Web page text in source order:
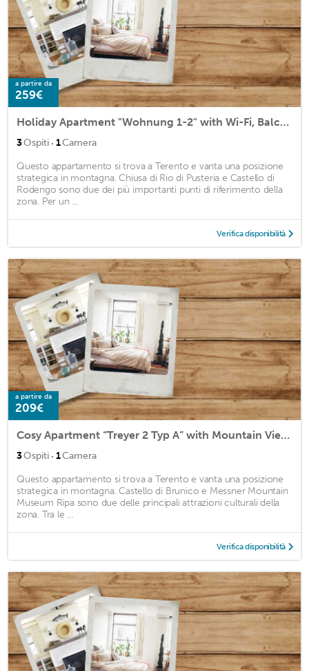
a partire da
259€
Holiday Apartment "Wohnung 1-2" with Wi-Fi, Balcony, Terrace & Mountain View
3Ospiti · 1Camera
Questo appartamento si trova a Terento e vanta una posizione
strategica in montagna. Chiusa di Rio di Pusteria e Castello di
Rodengo sono due dei più importanti punti di riferimento della
zona. Per un ...
Verifica disponibilità
a partire da
209€
Cosy Apartment “Treyer 2 Typ A” with Mountain View, Balcony & Garden
3Ospiti · 1Camera
Questo appartamento si trova a Terento e vanta una posizione
strategica in montagna. Castello di Brunico e Messner Mountain
Museum Ripa sono due delle principali attrazioni culturali della
zona. Tra le ...
Verifica disponibilità